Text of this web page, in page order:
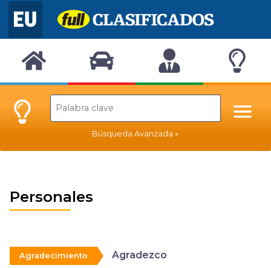
Búsqueda Avanzada
Personales
Agradecimiento Agradezco